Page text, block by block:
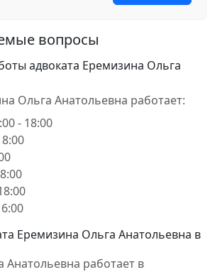
вопросы
адвоката Еремизина Ольга
Ольга Анатольевна работает:
- 18:00
Еремизина Ольга Анатольевна в
Анатольевна работает в